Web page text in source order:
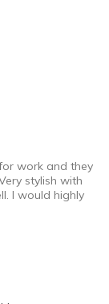
work and they
stylish with
I would highly